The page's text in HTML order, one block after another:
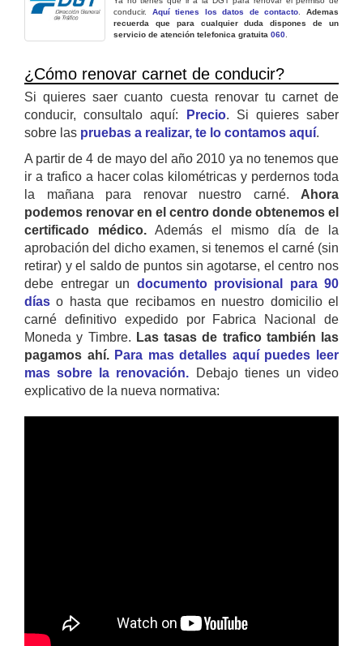
conducir. Aquí tienes los datos de contacto .Ademas
recuerda que para cualquier duda dispones de un
servicio de atención telefonica gratuita 060
¿Cómo renovar carnet de conducir?
Si quieres saer cuanto cuesta renovar tu carnet de
conducir, consultalo aquí:
Precio. Si quieres saber
sobre las pruebas a realizar, te lo contamos aquí.
A partir de 4 de mayo del año 2010 ya no tenemos que
ir a trafico a hacer colas kilométricas y perdernos toda
la mañana para renovar nuestro carné. Ahora
podemos renovar en el centro donde obtenemos el
certificado médico. Además el mismo día de la
aprobación del dicho examen, si tenemos el carné (sin
retirar) y el saldo de puntos sin agotarse, el centro nos
debe entregar un documento provisional para 90
días o hasta que recibamos en nuestro domicilio el
carné definitivo expedido por Fabrica Nacional de
Moneda y Timbre. Las tasas de trafico también las
pagamos ahí. Para mas detalles aquí puedes leer
mas sobre la renovación. Debajo tienes un video
explicativo de la nueva normativa: